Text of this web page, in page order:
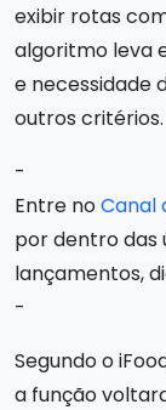
exibir rotas
algoritmo leva
e necessidade
outros critérios.
-
Entre noCanal
por dentro das
lançamentos,
-
Segundo o
a função